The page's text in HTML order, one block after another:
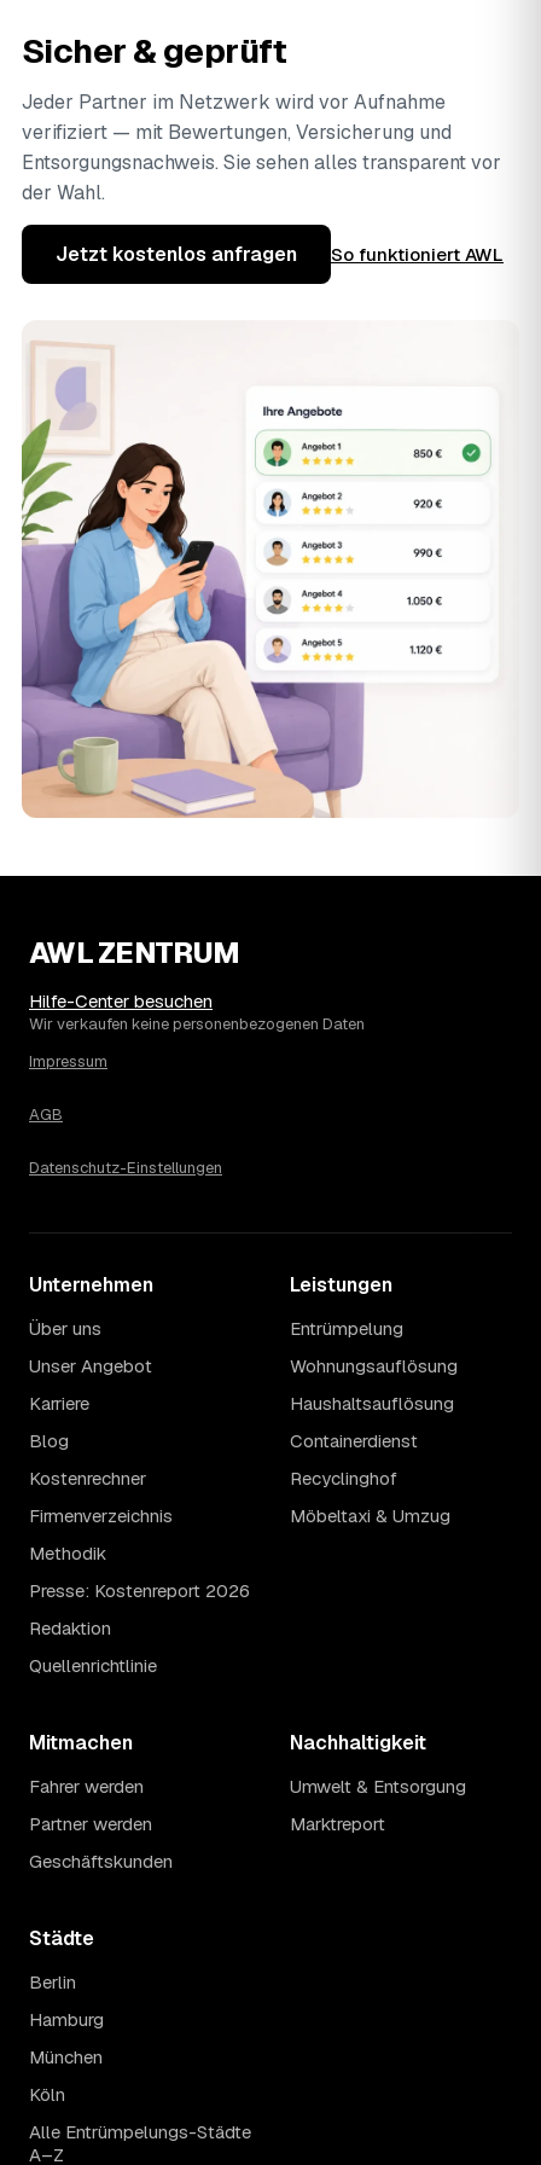
Sicher & geprüft
Jeder Partner im Netzwerk wird vor Aufnahme
verifiziert — mit Bewertungen, Versicherung und
Entsorgungsnachweis. Sie sehen alles transparent vor
der Wahl.
Jetzt kostenlos anfragen So funktioniert AWL
AWL ZENTRUM
Hilfe-Center besuchen
Wir verkaufen keine personenbezogenen Daten
Impressum
AGB
Datenschutz-Einstellungen
Unternehmen
Über uns
Unser Angebot
Karriere
Blog
Kostenrechner
Firmenverzeichnis
Methodik
Presse: Kostenreport 2026
Redaktion
Quellenrichtlinie
Leistungen
Entrümpelung
Wohnungsauflösung
Haushaltsauflösung
Containerdienst
Recyclinghof
Möbeltaxi & Umzug
Mitmachen
Fahrer werden
Partner werden
Geschäftskunden
Nachhaltigkeit
Umwelt & Entsorgung
Marktreport
Städte
Berlin
Hamburg
München
Köln
Alle Entrümpelungs-Städte
A–Z